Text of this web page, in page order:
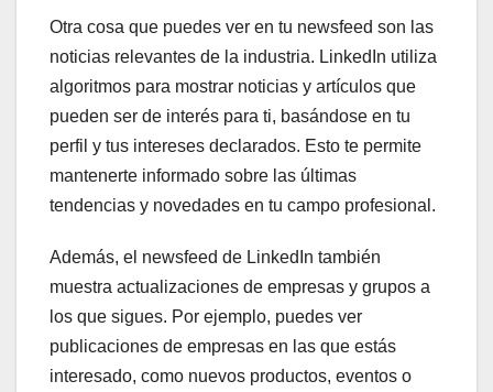
Otra cosa que puedes ver en tu newsfeed son las
noticias relevantes de la industria. LinkedIn utiliza
algoritmos para mostrar noticias y artículos que
pueden ser de interés para ti, basándose en tu
perfil y tus intereses declarados. Esto te permite
mantenerte informado sobre las últimas
tendencias y novedades en tu campo profesional.
Además, el newsfeed de LinkedIn también
muestra actualizaciones de empresas y grupos a
los que sigues. Por ejemplo, puedes ver
publicaciones de empresas en las que estás
interesado, como nuevos productos, eventos o